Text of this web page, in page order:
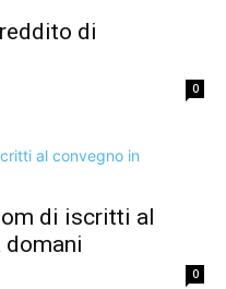
di
0
di iscritti al
domani
0